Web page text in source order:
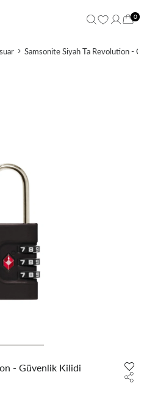
0
Samsonite Siyah Ta Revolution -
- Güvenlik Kilidi